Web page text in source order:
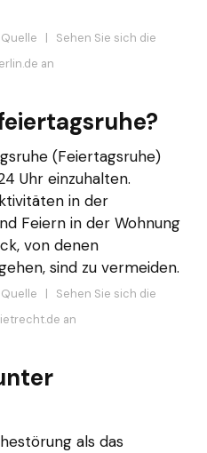
| Sehen Sie sich die
an
(Feiertagsruhe)
Uhr einzuhalten.
in der
Feiern in der Wohnung
von denen
sind zu vermeiden.
| Sehen Sie sich die
an
als das